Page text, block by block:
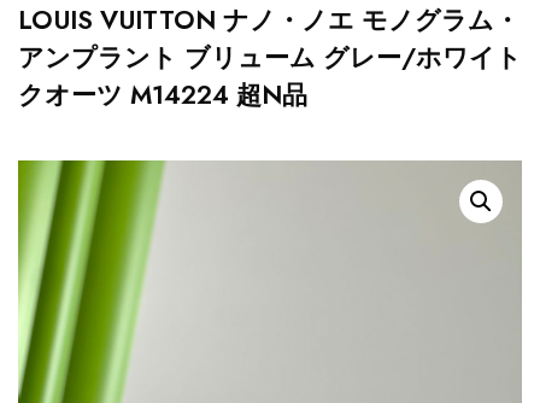
LOUIS VUITTON ナノ・ノエ モノグラム・
アンプラント ブリューム グレー/ホワイト
クオーツ M14224 超N品